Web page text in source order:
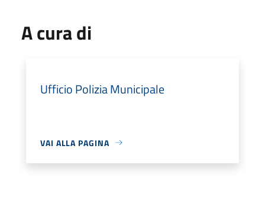
A cura di
Ufficio Polizia Municipale
VAI ALLA PAGINA